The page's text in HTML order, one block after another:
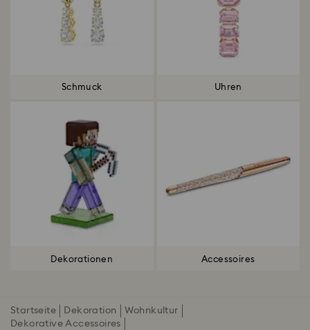
Schmuck Uhren
Dekorationen Accessoires
Startseite Dekoration
Wohnkultur
Dekorative Accessoires